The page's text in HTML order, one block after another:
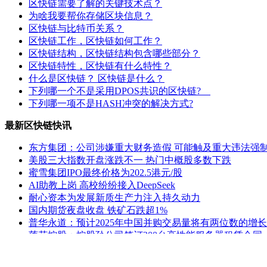
区快链需要了解的关键技术点？
为啥我要帮你存储区块信息？
区快链与比特币关系？
区快链工作，区快链如何工作？
区快链结构，区快链结构包含哪些部分？
区快链特性，区快链有什么特性？
什么是区快链？ 区快链是什么？
下列哪一个不是采用DPOS共识的区快链?
下列哪一项不是HASH冲突的解决方式?
最新区快链快讯
东方集团：公司涉嫌重大财务造假 可能触及重大违法强
美股三大指数开盘涨跌不一 热门中概股多数下跌
蜜雪集团IPO最终价格为202.5港元/股
AI助教上岗 高校纷纷接入DeepSeek
耐心资本为发展新质生产力注入持久动力
国内期货夜盘收盘 铁矿石跌超1%
普华永道：预计2025年中国并购交易量将有两位数的增长
莲花控股：控股孙公司签订200台高性能服务器租赁合同